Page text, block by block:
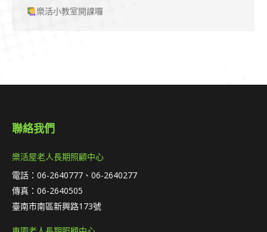
樂活小教室開課囉
聯絡我們
樂活屋老人長期照顧中心
電話：06-2640777、06-2640277
傳真：06-2640505
臺南市南區新興路173號